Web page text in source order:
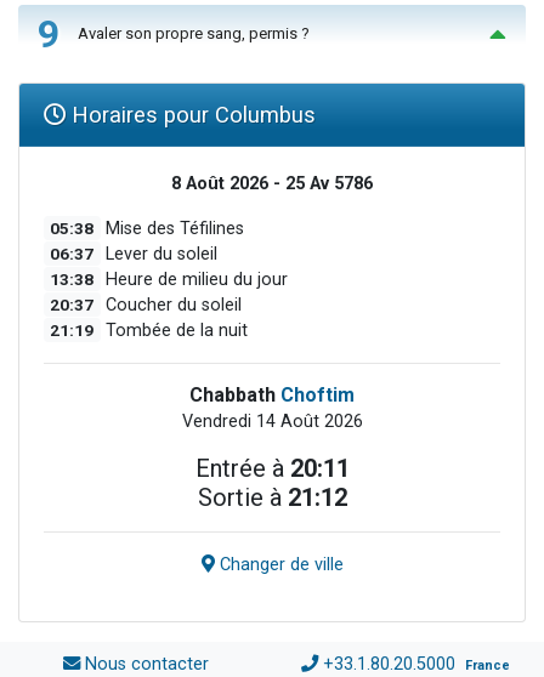
9 Avaler son propre sang, permis ?
Horaires pour Columbus
8 Août 2026 - 25 Av 5786
05:38 Mise des Téfilines
06:37 Lever du soleil
13:38 Heure de milieu du jour
20:37 Coucher du soleil
21:19 Tombée de la nuit
Chabbath Choftim
Vendredi 14 Août 2026
Entrée à 20:11
Sortie à 21:12
Changer de ville
Nous contacter +33.1.80.20.5000 France